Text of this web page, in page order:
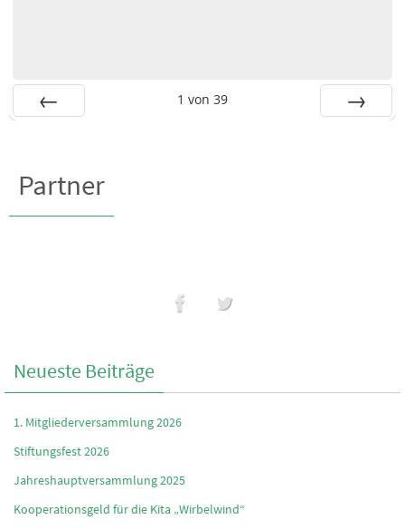
1 von 39
Partner
Neueste Beiträge
1. Mitgliederversammlung 2026
Stiftungsfest 2026
Jahreshauptversammlung 2025
Kooperationsgeld für die Kita „Wirbelwind“